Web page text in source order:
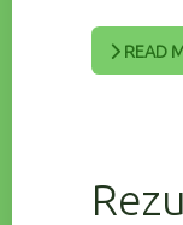
READ